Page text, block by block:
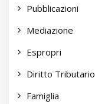
Pubblicazioni
Mediazione
Espropri
Diritto Tributario
Famiglia